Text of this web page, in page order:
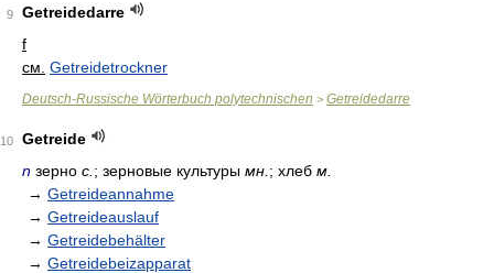
9
Getreidedarre
f
см. Getreidetrockner
Deutsch-Russische Wörterbuch polytechnischen > Getreidedarre
10
Getreide
n зерно с. ; зерновые культуры мн. ; хлеб м.
→ Getreideannahme
→ Getreideauslauf
→ Getreidebehälter
→ Getreidebeizapparat